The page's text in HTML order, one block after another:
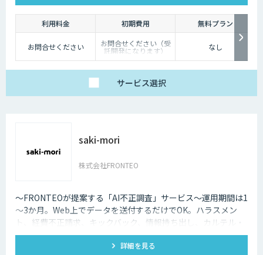
利用料金 初期費用 無料プラン
お問合せください お問合せください（受
託開発になります） なし
サービス選択
saki-mori
株式会社FRONTEO
〜FRONTEOが提案する「AI不正調査」サービス〜運用期間は1
～3か月。Web上でデータを送付するだけでOK。ハラスメン
ト、経費不正請求、キックバック、情報持ち出し、カルテル・
癒着など企業不正の予兆、不穏な動きの早期発見と早期対応に
詳細を見る